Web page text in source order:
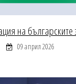
на българските
09 април 2026